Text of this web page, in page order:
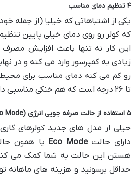
۴ تنظیم دمای مناسب
یکی از اشتباهاتی که خیلیا (از جمله
این کار نه تنها باعث افزایش
زیادی به کمپرسور وارد می کنه و در
تا ۲۶ درجه است که هم خنکی مناسبی داره و هم به صرفه تره.
۵ استفاده از حالت صرفه جویی انرژی (Eco Mode)
خیلی از مدل های جدید کولرهای
دارای حالتEco Mode یا همون
هستن این حالت به شما کمک می
حداقل برسونید و هزینه های